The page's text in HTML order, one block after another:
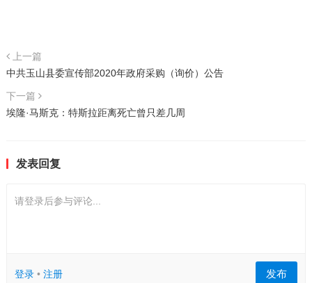
上一篇
中共玉山县委宣传部2020年政府采购（询价）公告
下一篇
埃隆·马斯克：特斯拉距离死亡曾只差几周
发表回复
请登录后参与评论...
登录• 注册 发布